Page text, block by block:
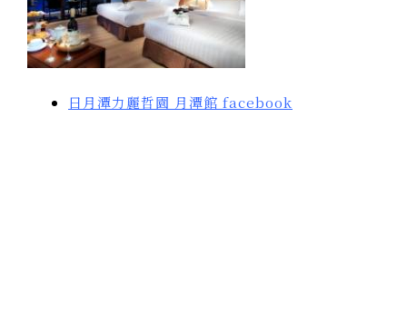
日月潭力麗哲園 月潭館 facebook